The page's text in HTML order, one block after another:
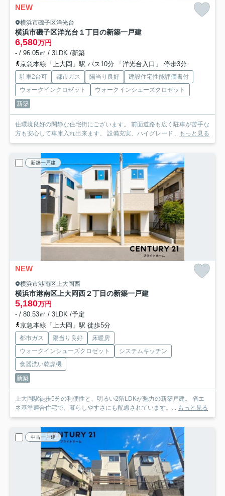
NEW
横浜市磯子区洋光台
横浜市磯子区洋光台１丁目の新築一戸建
6,580万円
- / 96.05㎡ / 3LDK /新築
京急本線「上大岡」駅 バス10分 「洋光台入口」 停歩3分
駐車2台可 都市ガス 陽当り良好
建設住宅性能評価書付
ウォークインクロゼット
ウォークインシューズクロゼット
新築
住環境良好の閑静な住宅街にございます。 前面道路も広く駐車が苦手な
方も安心して車庫入れ出来ます。 設備充実、ハイグレード... もっと見る
新築一戸建
NEW
横浜市港南区上大岡西
横浜市港南区上大岡西２丁目の新築一戸建
5,180万円
- / 80.53㎡ / 3LDK /予定
京急本線「上大岡」駅 徒歩5分
都市ガス 陽当り良好
床暖房
ウォークインシューズクロゼット
システムキッチン
食器洗い乾燥機
新築
上大岡駅徒歩5分の利便性と、明るい2階LDKが魅力の新築戸建。 省エ
ネ基準適合住宅で、暮らしやすさにも配慮されています。... もっと見る
中古一戸建